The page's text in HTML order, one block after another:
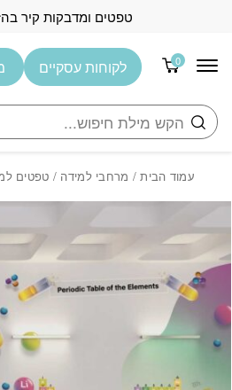
טפטים ומדבקות קיר
0
חיפוש
לקוחות עסקיים
עמוד הבית/ מרחבי למידה / טפטים